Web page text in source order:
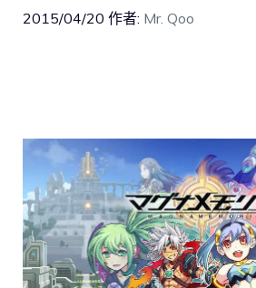
2015/04/20 作者: Mr. Qoo